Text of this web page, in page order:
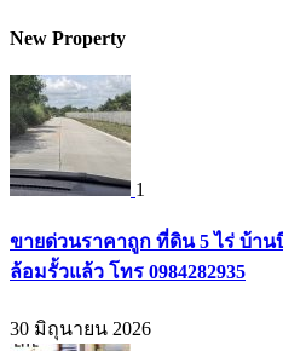
New Property
1
ขายด่วนราคาถูก ที่ดิน 5 ไร่ บ้าน
ล้อมรั้วแล้ว โทร 0984282935
30 มิถุนายน 2026